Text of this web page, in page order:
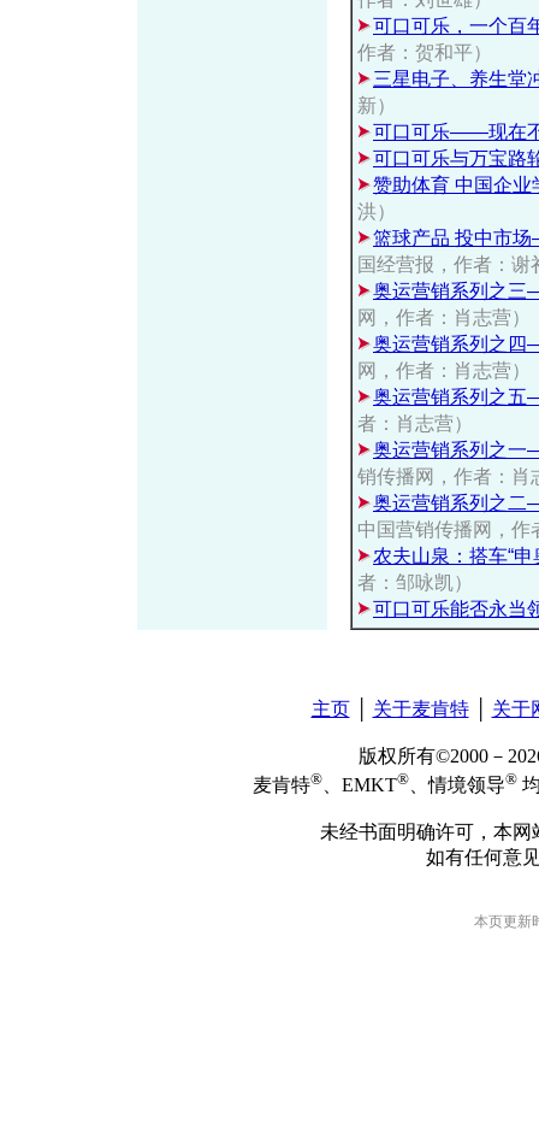
可口可乐，一个百
作者：贺和平）
三星电子、养生堂
新）
可口可乐——现在
可口可乐与万宝路
赞助体育 中国企业
洪）
篮球产品 投中市
国经营报，作者：谢
奥运营销系列之
网，作者：肖志营）
奥运营销系列之
网，作者：肖志营）
奥运营销系列之
者：肖志营）
奥运营销系列之一
销传播网，作者：肖
奥运营销系列之
中国营销传播网，作
农夫山泉：搭车“
者：邹咏凯）
可口可乐能否永当
主页│ 关于麦肯特│ 关于
版权所有©2000－
麦肯特® 、EMKT® 、情境领导®
未经书面明确许可，本
如有任何意
本页更新